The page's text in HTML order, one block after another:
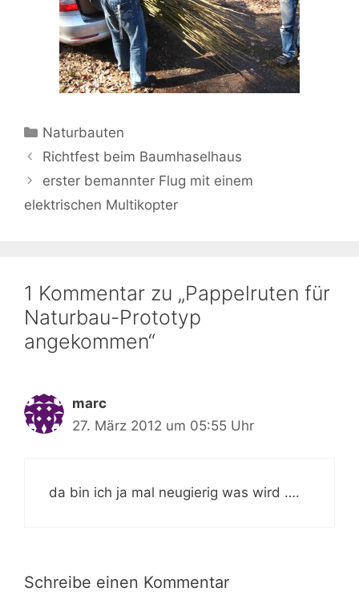
Kategorien
Naturbauten
Richtfest beim Baumhaselhaus
erster bemannter Flug mit einem
elektrischen Multikopter
1 Kommentar zu „Pappelruten für
Naturbau-Prototyp
angekommen“
marc
27. März 2012 um 05:55 Uhr
da bin ich ja mal neugierig was wird ….
Schreibe einen Kommentar